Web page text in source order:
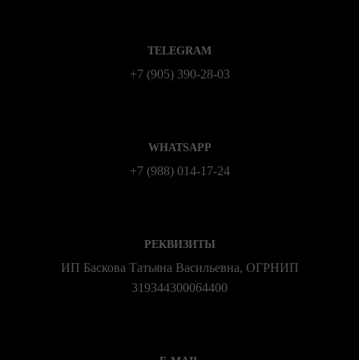
TELEGRAM
+7 (905) 390-28-03
WHATSAPP
+7 (988) 014‑17‑24
РЕКВИЗИТЫ
ИП Баскова Татьяна Васильевна, ОГРНИП
319344300064400